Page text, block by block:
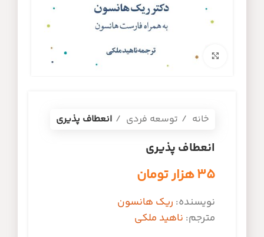
برای بزرگنمایی کلیک کنید
خانه توسعه فردی انعطاف پذیری
انعطاف پذیری
۳۵هزار تومان
نویسنده: ریک هانسون
مترجم: ناهید ملکی